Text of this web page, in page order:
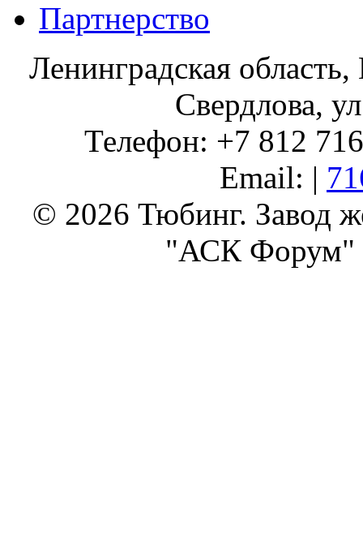
Партнерство
Ленинградская
Свердлова,
Телефон: +7 812
Email: |
© 2026 Тюбинг. Завод
"АСК Форум"